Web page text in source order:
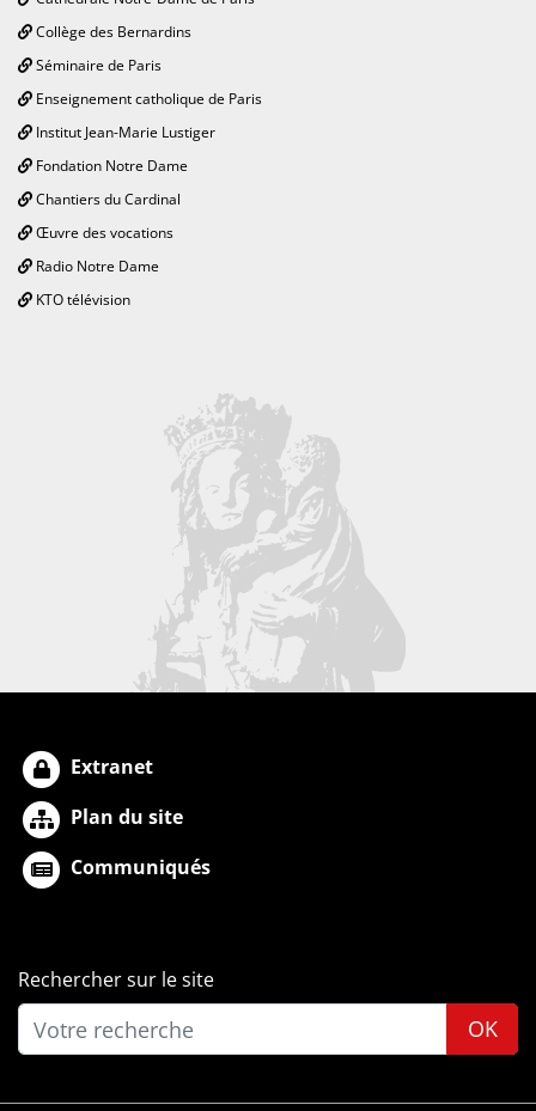
Collège des Bernardins
Séminaire de Paris
Enseignement catholique de Paris
Institut Jean-Marie Lustiger
Fondation Notre Dame
Chantiers du Cardinal
Œuvre des vocations
Radio Notre Dame
KTO télévision
Extranet
Plan du site
Communiqués
Rechercher sur le site
OK